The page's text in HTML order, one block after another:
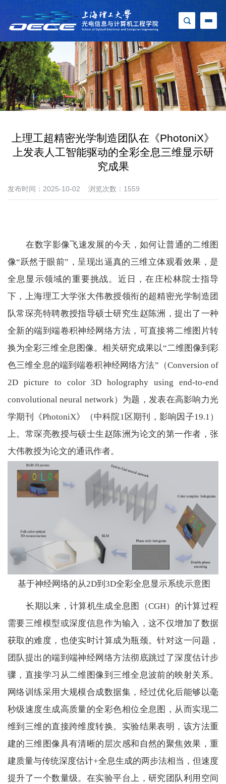
上理工超精密光学制造团队在《PhotoniX》
上发表人工智能驱动的全彩全息三维显示研
究成果
发布时间：2025-10-02 浏览次数： 1559
在数字影像飞速发展的今天，如何让普通的二维图
像“跃然于眼前”，呈现出逼真的三维立体观看效果，是
全息显示领域的重要挑战。近日，在庄松林院士指导
下，上海理工大学张大伟教授领衔的超精密光学制造团
队常琛亮特聘教授指导硕士研究生赵陈洲，提出了一种
全新的端到端卷积神经网络方法，可直接将二维图片转
换为全彩三维全息图像。相关研究成果以“二维图像到彩
色三维全息的端到端卷积神经网络方法”（Conversion of
2D picture to color 3D holography using end-to-end
convolutional neural network）为题，发表在高影响力光
学期刊《PhotoniX》（中科院1区期刊，影响因子19.1）
上。常琛亮教授与硕士生赵陈洲为论文的第一作者，张
大伟教授为论文的通讯作者。
基于神经网络的从2D到 3D全彩全息显示系统示意图
长期以来，计算机生成全息图（CGH）的计算过程
需要三维模型或深度信息作为输入，这不仅增加了数据
获取的难度，也使实时计算成为瓶颈。针对这一问题，
团队提出的端到端神经网络方法彻底跳过了深度估计步
骤，直接学习从二维图像到三维全息波前的映射关系。
网络训练采用大规模合成数据集，经过优化后能够以毫
秒级速度生成高质量的全彩色相位全息图，从而实现二
维到三维的直接跨维度转换。实验结果表明，该方法重
建的三维图像具有清晰的层次感和自然的聚焦效果，重
建质量与传统深度估计+全息生成的两步法相当，但速度
提升了一个数量级。在实验平台上，研究团队利用空间